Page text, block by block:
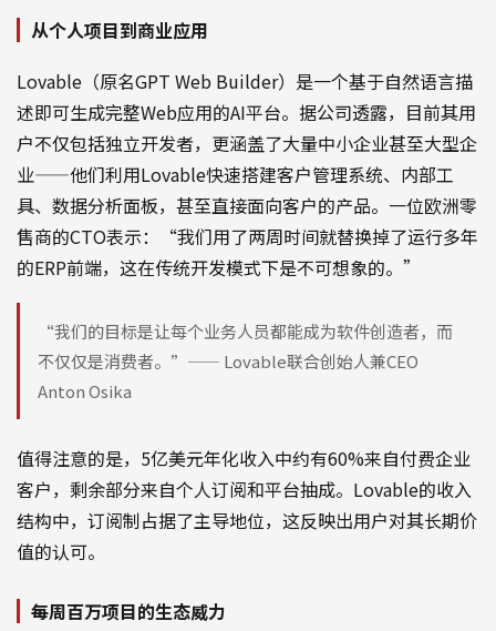
从个人项目到商业应用
Lovable（原名GPT Web Builder）是一个基于自然语言描
述即可生成完整Web应用的AI平台。据公司透露，目前其用
户不仅包括独立开发者，更涵盖了大量中小企业甚至大型企
业——他们利用Lovable快速搭建客户管理系统、内部工
具、数据分析面板，甚至直接面向客户的产品。一位欧洲零
售商的CTO表示：“我们用了两周时间就替换掉了运行多年
的ERP前端，这在传统开发模式下是不可想象的。”
“我们的目标是让每个业务人员都能成为软件创造者，而
不仅仅是消费者。”—— Lovable联合创始人兼CEO
Anton Osika
值得注意的是，5亿美元年化收入中约有60%来自付费企业
客户，剩余部分来自个人订阅和平台抽成。Lovable的收入
结构中，订阅制占据了主导地位，这反映出用户对其长期价
值的认可。
每周百万项目的生态威力